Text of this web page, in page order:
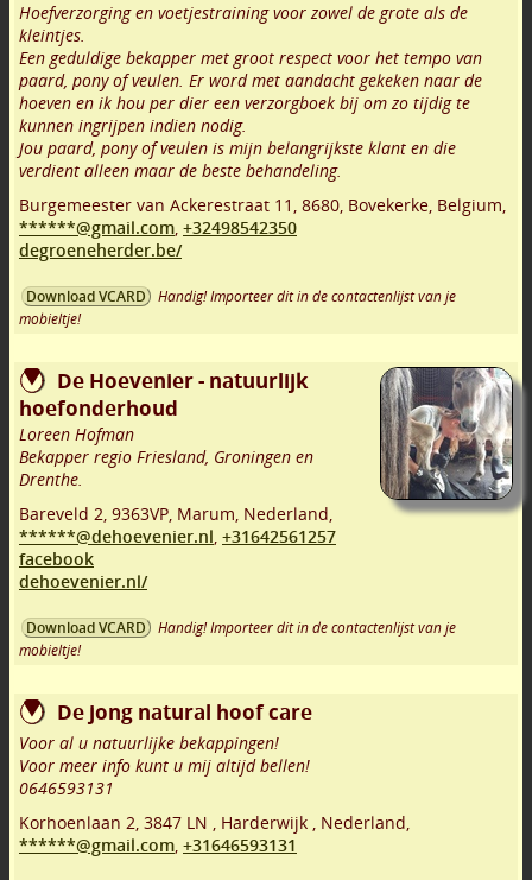
Hoefverzorging en voetjestraining voor zowel de grote als de
kleintjes.
Een geduldige bekapper met groot respect voor het tempo van
paard, pony of veulen. Er word met aandacht gekeken naar de
hoeven en ik hou per dier een verzorgboek bij om zo tijdig te
kunnen ingrijpen indien nodig.
Jou paard, pony of veulen is mijn belangrijkste klant en die
verdient alleen maar de beste behandeling.
Burgemeester van Ackerestraat 11 , 8680, Bovekerke, Belgium,
******@gmail.com, +32498542350
degroeneherder.be/
Download VCARD
Handig! Importeer dit in de contactenlijst van je
mobieltje!
De Hoevenier - natuurlijk
hoefonderhoud
Loreen Hofman
Bekapper regio Friesland, Groningen en
Drenthe.
Bareveld 2, 9363VP, Marum, Nederland,
******@dehoevenier.nl, +31642561257
facebook
dehoevenier.nl/
Download VCARD
Handig! Importeer dit in de contactenlijst van je
mobieltje!
De jong natural hoof care
Voor al u natuurlijke bekappingen!
Voor meer info kunt u mij altijd bellen!
0646593131
Korhoenlaan 2, 3847 LN , Harderwijk , Nederland,
******@gmail.com, +31646593131